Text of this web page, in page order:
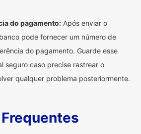
do pagamento: Após enviar o
pode fornecer um número de
do pagamento. Guarde esse
seguro caso precise rastrear o
qualquer problema posteriormente.